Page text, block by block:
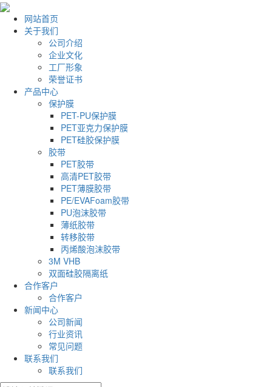
网站首页
关于我们
公司介绍
企业文化
工厂形象
荣誉证书
产品中心
保护膜
PET-PU保护膜
PET亚克力保护膜
PET硅胶保护膜
胶带
PET胶带
高清PET胶带
PET薄膜胶带
PE/EVAFoam胶带
PU泡沫胶带
薄纸胶带
转移胶带
丙烯酸泡沫胶带
3M VHB
双面硅胶隔离纸
合作客户
合作客户
新闻中心
公司新闻
行业资讯
常见问题
联系我们
联系我们